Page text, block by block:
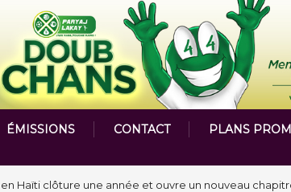
ÉMISSIONS CONTACT PLANS
diplomatique à la SPECQUE 2026